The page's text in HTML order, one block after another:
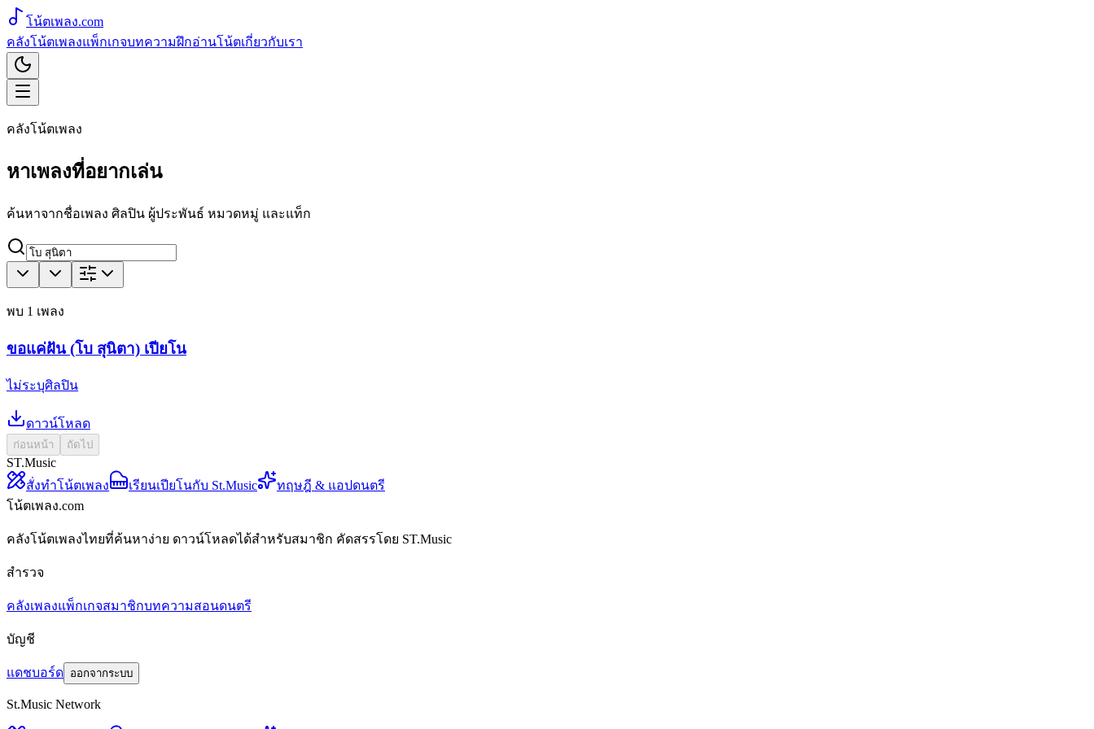
โน้ตเพลง.com
คลังโน้ตเพลงแพ็กเกจบทความฝึกอ่านโน้ตเกี่ยวกับเรา
คลังโน้ตเพลง
หาเพลงที่อยากเล่น
ค้นหาจากชื่อเพลง ศิลปิน ผู้ประพันธ์ หมวดหมู่ และแท็ก
พบ 1 เพลง
ขอแค่ฝัน (โบ สุนิตา) เปียโน
ไม่ระบุศิลปิน
ดาวน์โหลด
ก่อนหน้า ถัดไป
ST.Music
สั่งทำโน้ตเพลง
เรียนเปียโนกับ St.Music
ทฤษฎี & แอปดนตรี
โน้ตเพลง.com
คลังโน้ตเพลงไทยที่ค้นหาง่าย ดาวน์โหลดได้สำหรับสมาชิก คัดสรรโดย ST.Music
สำรวจ
คลังเพลงแพ็กเกจสมาชิกบทความสอนดนตรี
บัญชี
แดชบอร์ด ออกจากระบบ
St.Music Network